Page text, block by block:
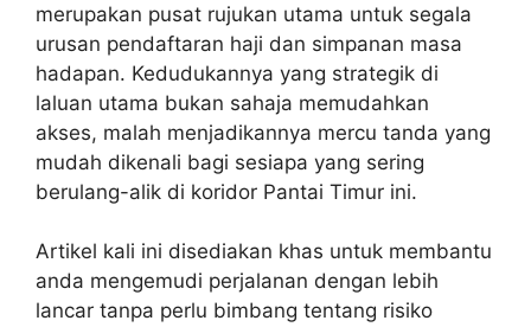
merupakan pusat rujukan utama untuk segala
urusan pendaftaran haji dan simpanan masa
hadapan. Kedudukannya yang strategik di
laluan utama bukan sahaja memudahkan
akses, malah menjadikannya mercu tanda yang
mudah dikenali bagi sesiapa yang sering
berulang-alik di koridor Pantai Timur ini.
Artikel kali ini disediakan khas untuk membantu
anda mengemudi perjalanan dengan lebih
lancar tanpa perlu bimbang tentang risiko